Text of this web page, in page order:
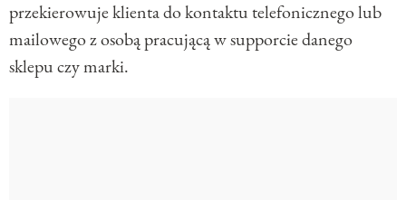
przekierowuje klienta do kontaktu telefonicznego lub
mailowego z osobą pracującą w supporcie danego
sklepu czy marki.